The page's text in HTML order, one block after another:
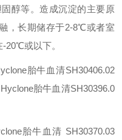
醇等。造成沉淀的主要原
，长期储存于2-8℃或者室
20℃或以下。
胎牛血清SH30406.02
胎牛血清SH30396.0
胎牛血清 SH30370.03